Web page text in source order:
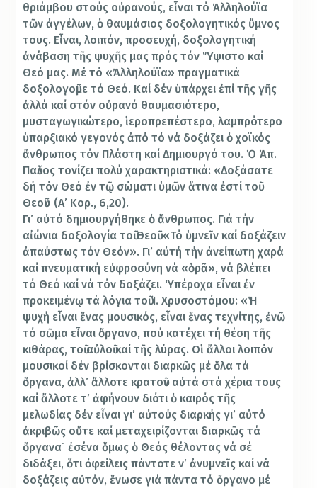
θριάμβου στούς οὐρανούς, εἶναι τό Ἀλληλούϊα
τῶν ἀγγέλων, ὁ θαυμάσιος δοξολογητικός ὕμνος
τους. Εἶναι, λοιπόν, προσευχή, δοξολογητική
ἀνάβαση τῆς ψυχῆς μας πρός τόν Ὕψιστο καί
Θεό μας. Μέ τό «Ἀλληλούϊα» πραγματικά
δοξολογοῦμε τό Θεό. Καί δέν ὑπάρχει ἐπί τῆς γῆς
ἀλλά καί στόν οὐρανό θαυμασιότερο,
μυσταγωγικώτερο, ἱεροπρεπέστερο, λαμπρότερο
ὑπαρξιακό γεγονός ἀπό τό νά δοξάζει ὁ χοϊκός
ἄνθρωπος τόν Πλάστη καί Δημιουργό του. Ὁ Ἀπ.
Παῦλος τονίζει πολύ χαρακτηριστικά: «Δοξάσατε
δή τόν Θεό ἐν τῷ σώματι ὑμῶν ἅτινα ἐστί τοῦ
Θεοῦ» (Α’ Κορ., 6,20).
Γι’ αὐτό δημιουργήθηκε ὁ ἄνθρωπος. Γιά τήν
αἰώνια δοξολογία τοῦ Θεοῦ. «Τό ὑμνεῖν καί δοξάζειν
ἀπαύστως τόν Θεόν». Γι’ αὐτή τήν ἀνείπωτη χαρά
καί πνευματική εὐφροσύνη νά «ὁρᾶ», νά βλέπει
τό Θεό καί νά τόν δοξάζει. Ὑπέροχα εἶναι ἐν
προκειμένῳ τά λόγια τοῦ Ἱ. Χρυσοστόμου: «Ἡ
ψυχή εἶναι ἕνας μουσικός, εἶναι ἕνας τεχνίτης, ἐνῶ
τό σῶμα εἶναι ὄργανο, πού κατέχει τή θέση τῆς
κιθάρας, τοῦ αὐλοῦ καί τῆς λύρας. Οἱ ἄλλοι λοιπόν
μουσικοί δέν βρίσκονται διαρκῶς μέ ὅλα τά
ὄργανα, ἀλλ’ ἄλλοτε κρατοῦν αὐτά στά χέρια τους
καί ἄλλοτε τ’ ἀφήνουν διότι ὁ καιρός τῆς
μελωδίας δέν εἶναι γι’ αὐτούς διαρκής γι’ αὐτό
ἀκριβῶς οὔτε καί μεταχειρίζονται διαρκῶς τά
ὄργανα˙ ἐσένα ὅμως ὁ Θεός θέλοντας νά σέ
διδάξει, ὅτι ὀφείλεις πάντοτε ν’ ἀνυμνεῖς καί νά
δοξάζεις αὐτόν, ἕνωσε γιά πάντα τό ὄργανο μέ